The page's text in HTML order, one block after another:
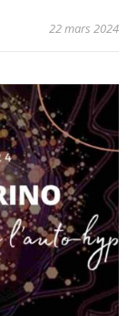
22 mars 2024